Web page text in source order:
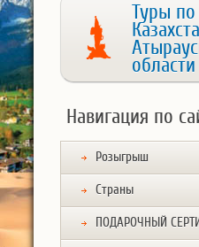
Туры по
области
Навигация по
Розыгрыш
Страны
ПОДАРОЧНЫЙ